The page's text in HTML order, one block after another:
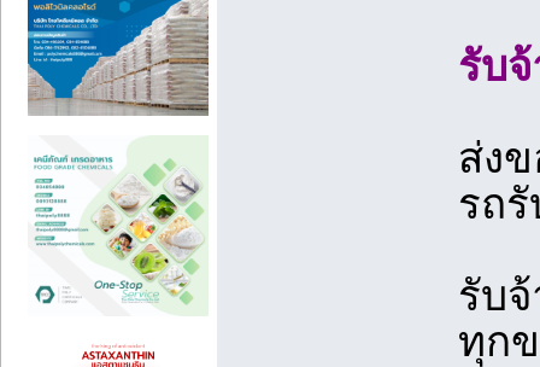
รับ
ส่ง
รถ
รับ
ทุก